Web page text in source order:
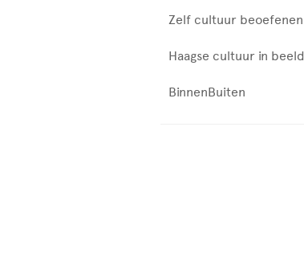
Zelf cultuur beoefenen
Haagse cultuur in beeld
BinnenBuiten